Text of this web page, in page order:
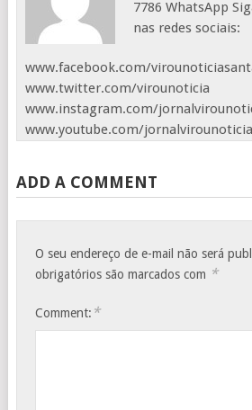
7786 WhatsApp
nas redes sociais:
www.facebook.com/
www.twitter.com/virounoticia
www.instagram.com/
www.youtube.com/jornalvirounoticia
ADD A COMMENT
O seu endereço de e-mail não será
obrigatórios são marcados com *
Comment: *